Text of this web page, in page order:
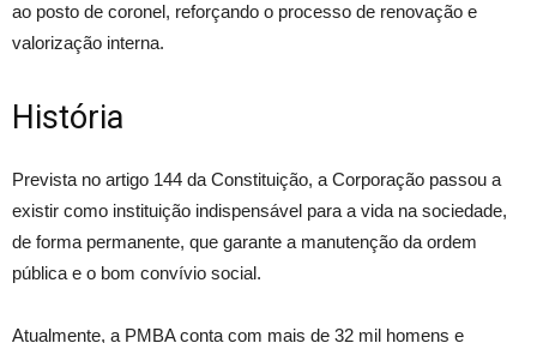
ao posto de coronel, reforçando o processo de renovação e
valorização interna.
História
Prevista no artigo 144 da Constituição, a Corporação passou a
existir como instituição indispensável para a vida na sociedade,
de forma permanente, que garante a manutenção da ordem
pública e o bom convívio social.
Atualmente, a PMBA conta com mais de 32 mil homens e